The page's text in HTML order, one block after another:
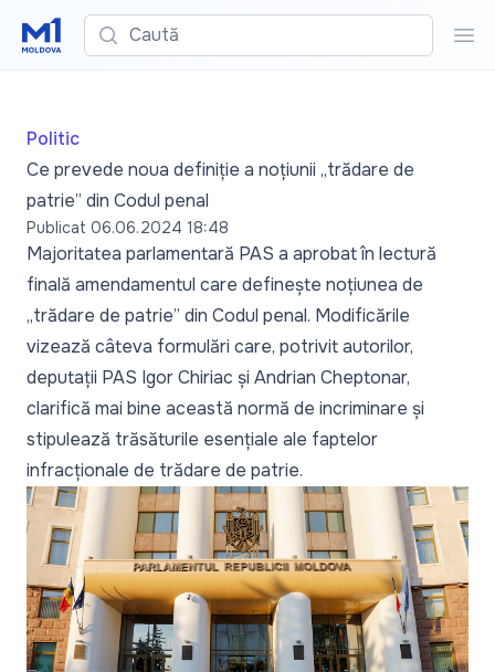
Caută
Politic
Ce prevede noua definiție a noțiunii „trădare de
patrie” din Codul penal
Publicat 06.06.2024 18:48
Majoritatea parlamentară PAS a aprobat în lectură
finală amendamentul care definește noțiunea de
„trădare de patrie” din Codul penal. Modificările
vizează câteva formulări care, potrivit autorilor,
deputații PAS Igor Chiriac și Andrian Cheptonar,
clarifică mai bine această normă de incriminare și
stipulează trăsăturile esențiale ale faptelor
infracționale de trădare de patrie.